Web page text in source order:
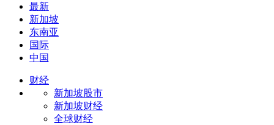
最新
新加坡
东南亚
国际
中国
财经
新加坡股市
新加坡财经
全球财经